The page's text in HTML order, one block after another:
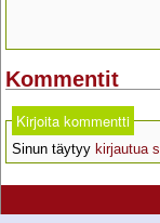
Kommentit
Kirjoita kommentti
Sinun täytyy kirjautua